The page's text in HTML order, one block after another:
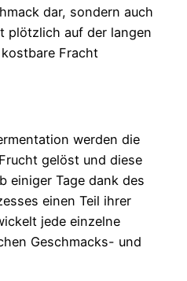
dar, sondern auch
plötzlich auf der langen
Fracht
werden die
gelöst und diese
einiger Tage dank des
einen Teil ihrer
jede einzelne
Geschmacks- und